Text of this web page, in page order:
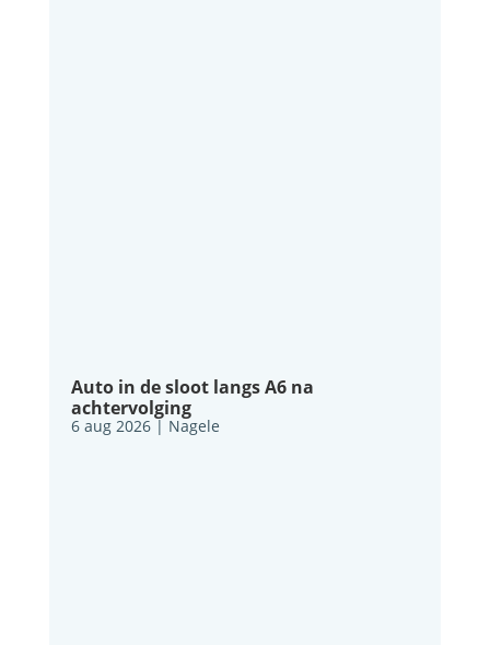
Auto in de sloot langs A6 na
achtervolging
6 aug 2026| Nagele